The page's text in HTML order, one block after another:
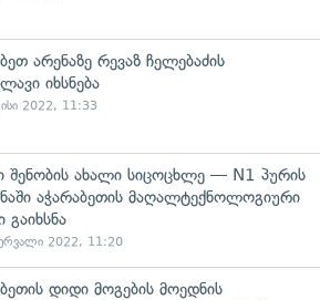
არენაზე რევაზ ჩელებაძის
იხსნება
2022, 11:33
შენობის ახალი სიცოცხლე — N1 პურის
აჭარაბეთის მაღალტექნოლოგიური
გაიხსნა
2022, 11:20
დიდი მოგების მოედნის